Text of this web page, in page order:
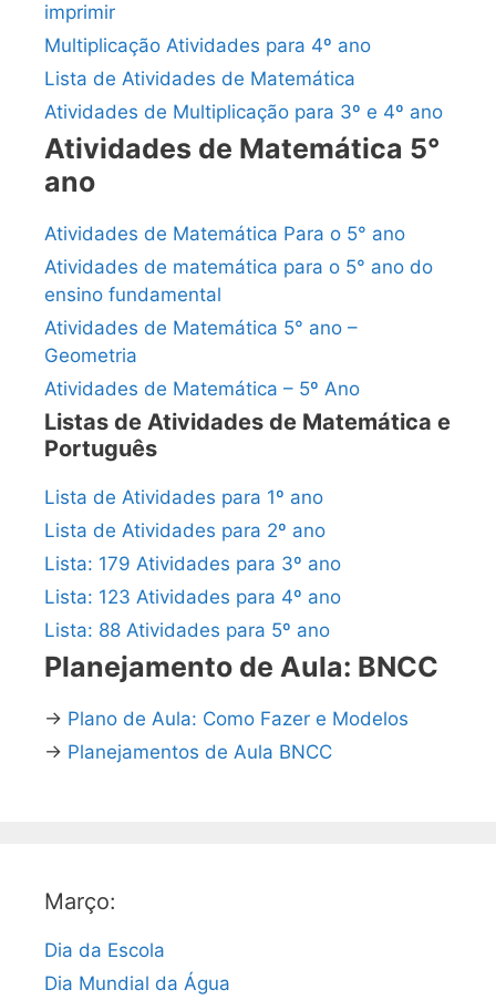
imprimir
Multiplicação Atividades para 4º ano
Lista de Atividades de Matemática
Atividades de Multiplicação para 3º e 4º ano
Atividades de Matemática 5°
ano
Atividades de Matemática Para o 5° ano
Atividades de matemática para o 5° ano do
ensino fundamental
Atividades de Matemática 5° ano –
Geometria
Atividades de Matemática – 5º Ano
Listas de Atividades de Matemática e
Português
Lista de Atividades para 1º ano
Lista de Atividades para 2º ano
Lista: 179 Atividades para 3º ano
Lista: 123 Atividades para 4º ano
Lista: 88 Atividades para 5º ano
Planejamento de Aula: BNCC
→ Plano de Aula: Como Fazer e Modelos
→ Planejamentos de Aula BNCC
Março:
Dia da Escola
Dia Mundial da Água